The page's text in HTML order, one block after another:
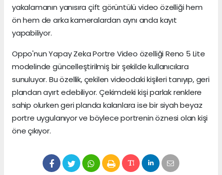
yakalamanın yanısıra çift görüntülü video özelliği hem
ön hem de arka kameralardan aynı anda kayıt
yapabiliyor.
Oppo'nun Yapay Zeka Portre Video özelliği Reno 5 Lite
modelinde güncelleştirilmiş bir şekilde kullanıcılara
sunuluyor. Bu özellik, çekilen videodaki kişileri tanıyıp, geri
plandan ayırt edebiliyor. Çekimdeki kişi parlak renklere
sahip olurken geri planda kalanlara ise bir siyah beyaz
portre uygulanıyor ve böylece portrenin öznesi olan kişi
öne çıkıyor.